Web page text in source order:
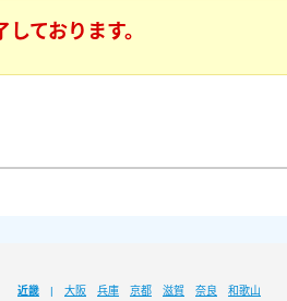
ております。
近畿 大阪 兵庫 京都 滋賀 奈良
和歌山